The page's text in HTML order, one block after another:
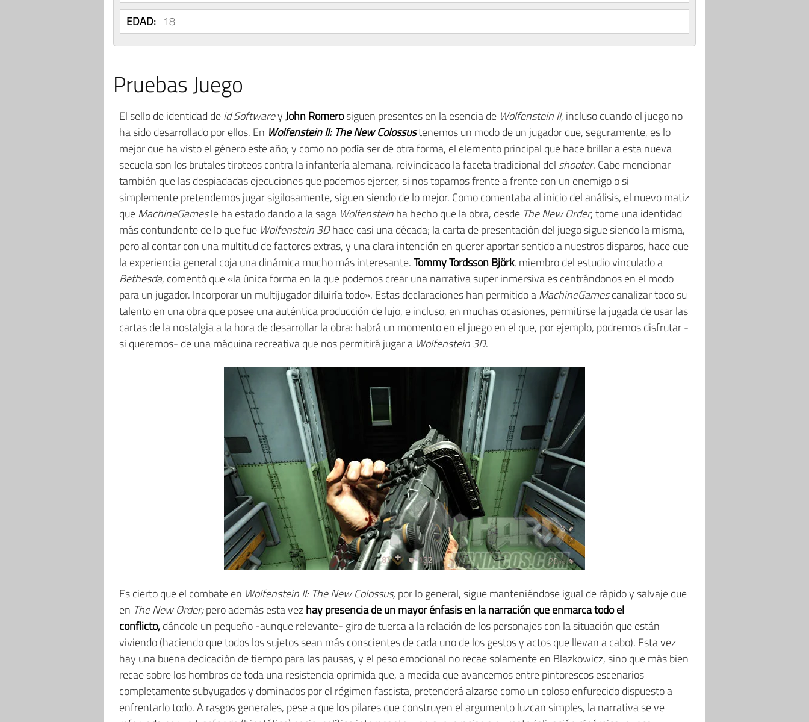
EDAD: 18
Pruebas Juego
El sello de identidad deid SoftwareyJohn Romerosiguen presentes en la esencia de Wolfenstein II, incluso cuando el juego no
ha sido desarrollado por ellos. En Wolfenstein II: The New Colossustenemos un modo de un jugador que, seguramente, es lo
mejor que ha visto el género este año; y como no podía ser de otra forma, el elemento principal que hace brillar a esta nueva
secuela son los brutales tiroteos contra la infantería alemana, reivindicado la faceta tradicional del shooter. Cabe mencionar
también que las despiadadas ejecuciones que podemos ejercer, si nos topamos frente a frente con un enemigo o si
simplemente pretendemos jugar sigilosamente, siguen siendo de lo mejor. Como comentaba al inicio del análisis, el nuevo matiz
queMachineGamesle ha estado dando a la saga Wolfensteinha hecho que la obra, desde The New Order, tome una identidad
más contundente de lo que fue Wolfenstein 3Dhace casi una década; la carta de presentación del juego sigue siendo la misma,
pero al contar con una multitud de factores extras, y una clara intención en querer aportar sentido a nuestros disparos, hace que
la experiencia general coja una dinámica mucho más interesante.Tommy Tordsson Björk, miembro del estudio vinculado a
Bethesda, comentó que «la única forma en la que podemos crear una narrativa super inmersiva es centrándonos en el modo
para un jugador. Incorporar un multijugador diluiría todo». Estas declaraciones han permitido aMachineGamescanalizar todo su
talento en una obra que posee una auténtica producción de lujo, e incluso, en muchas ocasiones, permitirse la jugada de usar las
cartas de la nostalgia a la hora de desarrollar la obra: habrá un momento en el juego en el que, por ejemplo, podremos disfrutar -
si queremos- de una máquina recreativa que nos permitirá jugar a Wolfenstein 3D.
Es cierto que el combate en Wolfenstein II: The New Colossus, por lo general, sigue manteniéndose igual de rápido y salvaje que
en The New Order;pero además esta vezhay presencia de un mayor énfasis en la narración que enmarca todo el
conflicto,dándole un pequeño -aunque relevante- giro de tuerca a la relación de los personajes con la situación que están
viviendo (haciendo que todos los sujetos sean más conscientes de cada uno de los gestos y actos que llevan a cabo). Esta vez
hay una buena dedicación de tiempo para las pausas, y el peso emocional no recae solamente en Blazkowicz, sino que más bien
recae sobre los hombros de toda una resistencia oprimida que, a medida que avancemos entre pintorescos escenarios
completamente subyugados y dominados por el régimen fascista, pretenderá alzarse como un coloso enfurecido dispuesto a
enfrentarlo todo. A rasgos generales, pese a que los pilares que construyen el argumento luzcan simples, la narrativa se ve